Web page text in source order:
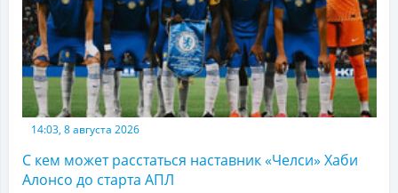
14:03, 8 августа 2026
С кем может расстаться наставник «Челси» Хаби
Алонсо до старта АПЛ